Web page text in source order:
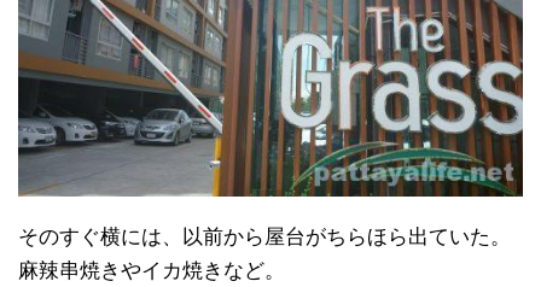
そのすぐ横には、以前から屋台がちらほら出ていた。
麻辣串焼きやイカ焼きなど。